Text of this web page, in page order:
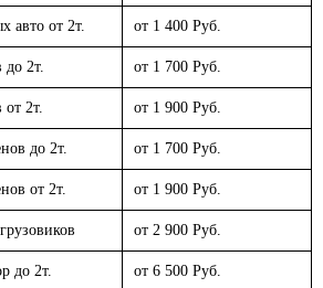
авто от 2т. от 1 400 Руб.
2т. от 1 700 Руб.
2т. от 1 900 Руб.
до 2т. от 1 700 Руб.
от 2т. от 1 900 Руб.
от 2 900 Руб.
до 2т. от 6 500 Руб.